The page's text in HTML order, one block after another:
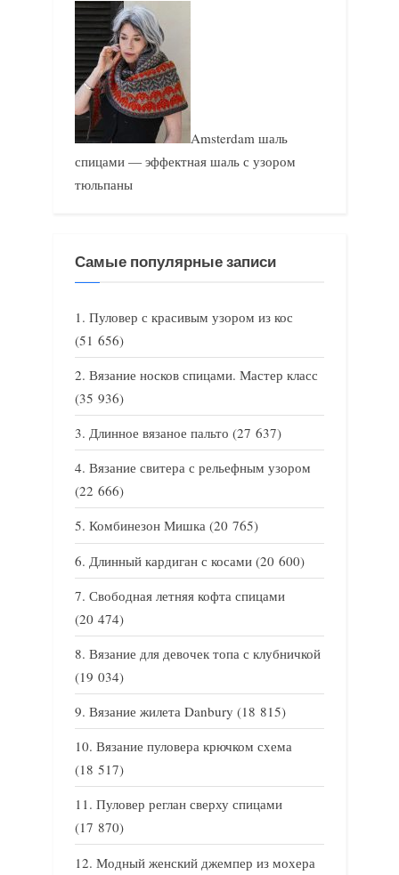
Amsterdam шаль
спицами — эффектная шаль с узором
тюльпаны
Самые популярные записи
Пуловер с красивым узором из кос
(51 656)
Вязание носков спицами. Мастер класс
(35 936)
Длинное вязаное пальто (27 637)
Вязание свитера с рельефным узором
(22 666)
Комбинезон Мишка (20 765)
Длинный кардиган с косами (20 600)
Свободная летняя кофта спицами
(20 474)
Вязание для девочек топа с клубничкой
(19 034)
Вязание жилета Danbury (18 815)
Вязание пуловера крючком схема
(18 517)
Пуловер реглан сверху спицами
(17 870)
Модный женский джемпер из мохера